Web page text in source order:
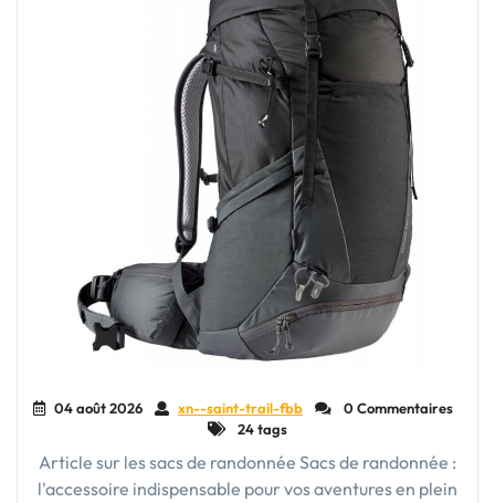
04 août 2026 xn--saint-trail-fbb
0 Commentaires
24 tags
Article sur les sacs de randonnée Sacs de randonnée :
l'accessoire indispensable pour vos aventures en plein